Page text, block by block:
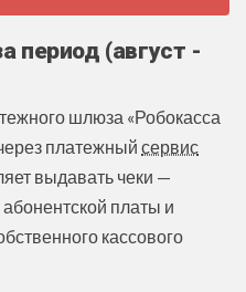
период (август -
шлюза «Робокасса
платежный сервис
выдавать чеки —
платы и
кассового